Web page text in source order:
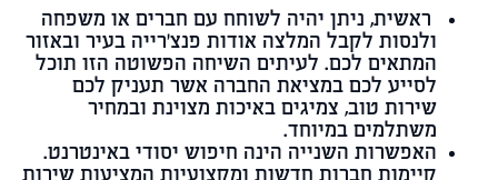
ראשית, ניתן יהיה לשוחח עם חברים או משפחה
ולנסות לקבל המלצה אודות פנצ'רייה בעיר ובאזור
המתאים לכם. לעיתים השיחה הפשוטה הזו תוכל
לסייע לכם במציאת החברה אשר תעניק לכם
שירות טוב, צמיגים באיכות מצוינת ובמחיר
משתלמים במיוחד.
האפשרות השנייה הינה חיפוש יסודי באינטרנט.